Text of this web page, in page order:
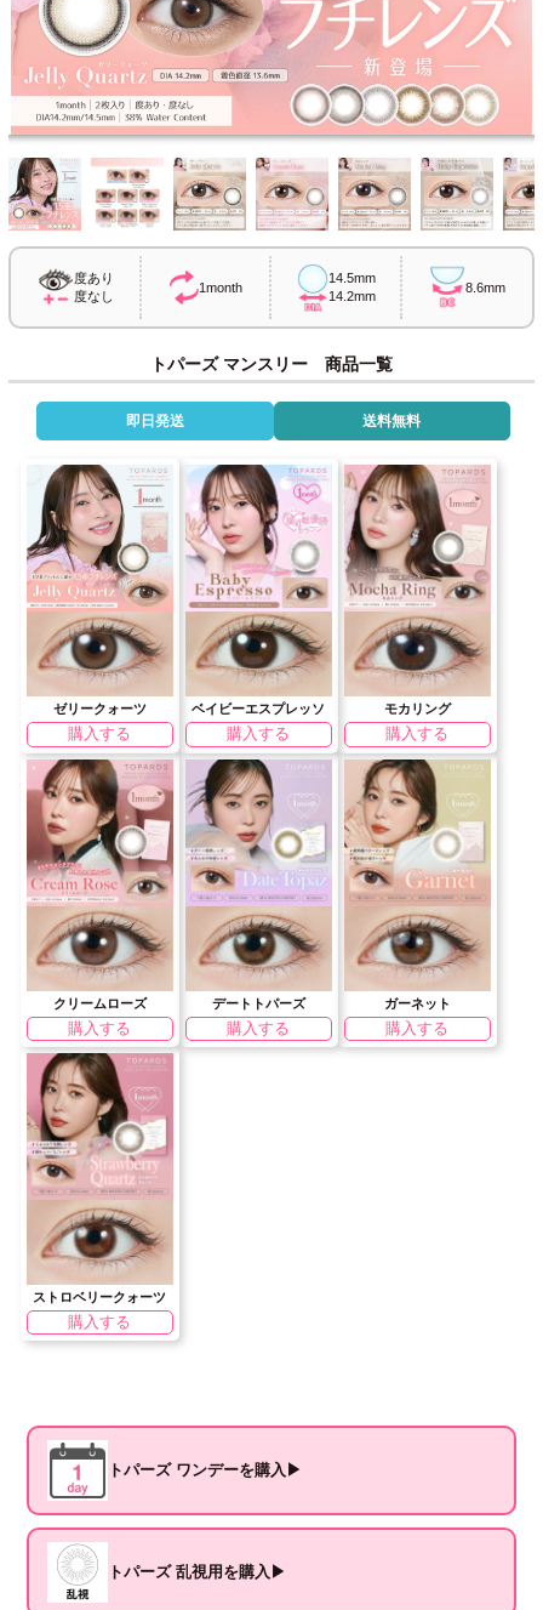
度あり
度なし
1month
14.5mm
14.2mm
8.6mm
トパーズ マンスリー 商品一覧
即日発送 送料無料
ゼリークォーツ
購入する
ベイビーエスプレッソ
購入する
モカリング
購入する
クリームローズ
購入する
デートトパーズ
購入する
ガーネット
購入する
ストロベリークォーツ
購入する
トパーズ ワンデーを購入▶
トパーズ 乱視用を購入▶